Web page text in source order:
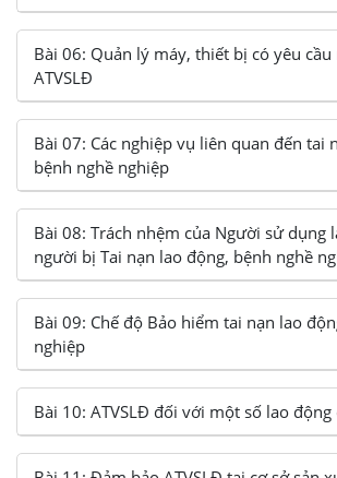
Bài 06: Quản lý máy, thiết bị có yêu
ATVSLĐ
Bài 07: Các nghiệp vụ liên quan đến tai
bệnh nghề nghiệp
Bài 08: Trách nhệm của Người sử dụng
người bị Tai nạn lao động, bệnh nghề
Bài 09: Chế độ Bảo hiểm tai nạn lao
nghiệp
Bài 10: ATVSLĐ đối với một số lao động